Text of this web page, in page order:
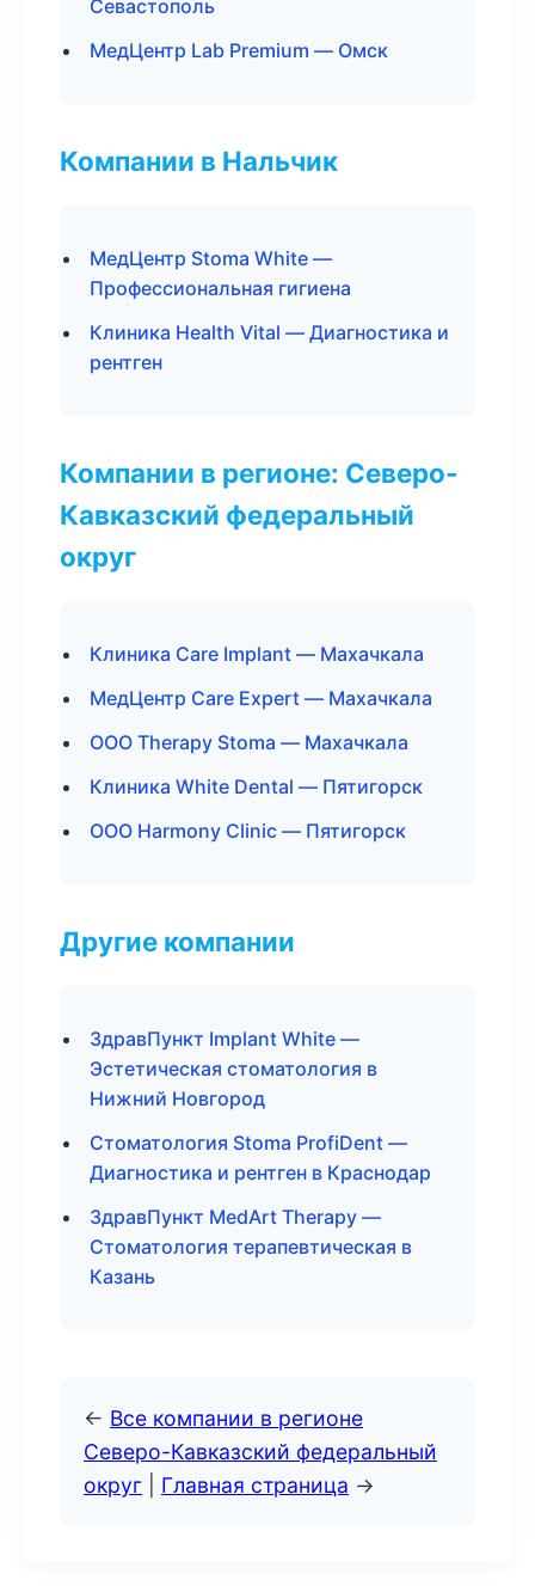
Севастополь
МедЦентр Lab Premium — Омск
Компании в Нальчик
МедЦентр Stoma White —
Профессиональная гигиена
Клиника Health Vital — Диагностика и
рентген
Компании в регионе: Северо-
Кавказский федеральный
округ
Клиника Care Implant — Махачкала
МедЦентр Care Expert — Махачкала
ООО Therapy Stoma — Махачкала
Клиника White Dental — Пятигорск
ООО Harmony Clinic — Пятигорск
Другие компании
ЗдравПункт Implant White —
Эстетическая стоматология в
Нижний Новгород
Стоматология Stoma ProfiDent —
Диагностика и рентген в Краснодар
ЗдравПункт MedArt Therapy —
Стоматология терапевтическая в
Казань
← Все компании в регионе
Северо-Кавказский федеральный
округ
Главная страница →